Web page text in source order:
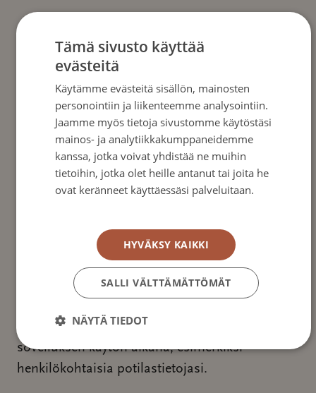
Henkilötietojen keräämiseen ja käsittelyyn
sovelletaan tiukkoja ehtoja. Noudatamme
seuraavia:
Euroopan unionin asetus (EU) 2016/679,
annettu 27. päivänä huhtikuuta 2016,
luonnollisten henkilöiden suojelusta
henkilötietojen käsittelyssä sekä näiden tietojen
vapaasta liikkuvuudesta (yleinen tietosuoja-
(myöhemmin vahvistettavat) Suomen lait.
2 § – KERÄTTÄVÄT HENKILÖTIEDOT
Keräämme yksinomaan seuraavassa
tapauksessa käsittele tietoja, jotka olet syöttänyt
sovelluksen käytön aikana, esimerkiksi
henkilökohtaisia potilastietojasi.
Tämä sivusto käyttää
evästeitä
Käytämme evästeitä sisällön, mainosten
personointiin ja liikenteemme analysointiin.
Jaamme myös tietoja sivustomme käytöstäsi
mainos- ja analytiikkakumppaneidemme
kanssa, jotka voivat yhdistää ne muihin
tietoihin, jotka olet heille antanut tai joita he
ovat keränneet käyttäessäsi palveluitaan.
HYVÄKSY KAIKKI
SALLI VÄLTTÄMÄTTÖMÄT
NÄYTÄ TIEDOT